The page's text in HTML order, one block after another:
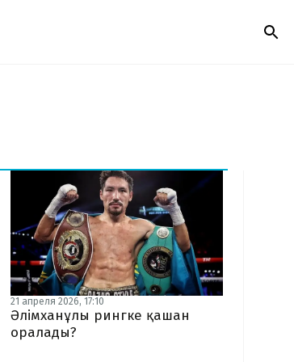
21 апреля 2026, 17:10
Әлімханұлы рингке қашан
оралады?